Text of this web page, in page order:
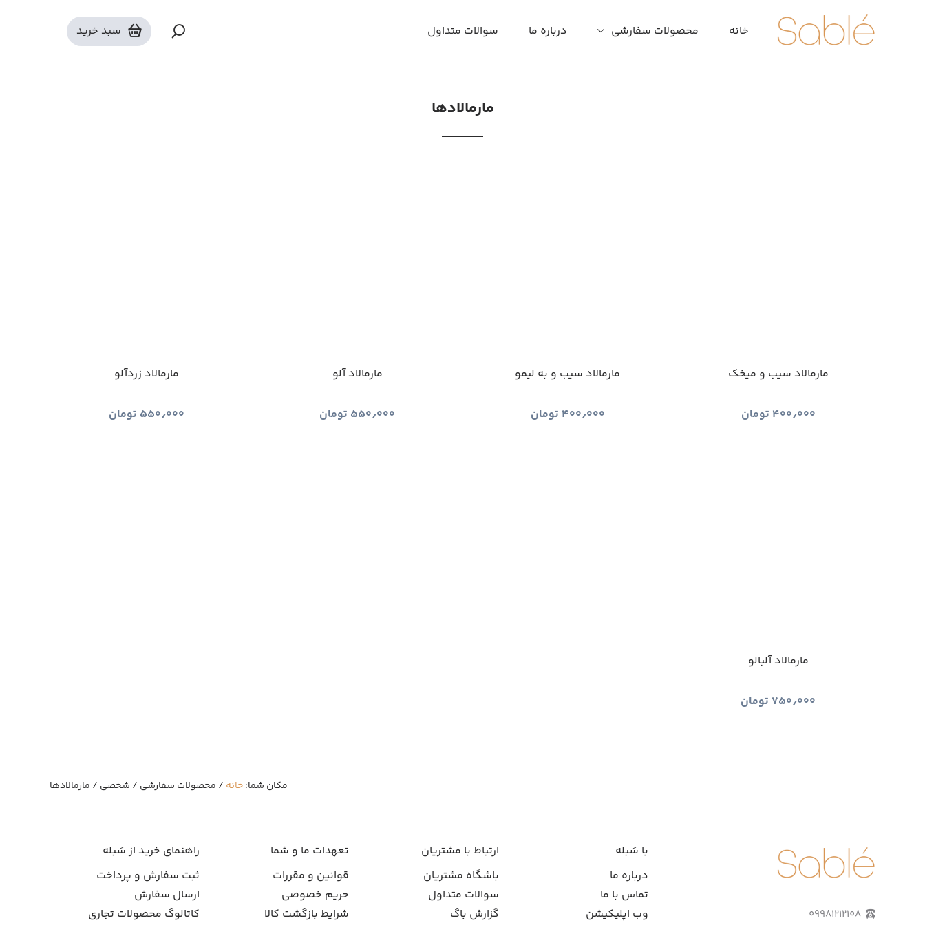
خانه
محصولات سفارشی درباره ما سوالات متداول سبد خرید
مارمالادها
مارمالاد سیب و میخک
۴۰۰٫۰۰۰ تومان
مارمالاد سیب و به لیمو
۴۰۰٫۰۰۰ تومان
مارمالاد آلو
۵۵۰٫۰۰۰ تومان
مارمالاد زردآلو
۵۵۰٫۰۰۰ تومان
مارمالاد آلبالو
۷۵۰٫۰۰۰ تومان
مکان شما:خانه / محصولات سفارشی / شخصی / مارمالادها
۰۹۹۸۱۲۱۲۱۰۸
با سَبله
درباره ما
تماس با ما
وب اپلیکیشن
ارتباط با مشتریان
باشگاه مشتریان
سوالات متداول
گزارش باگ
تعهدات ما و شما
قوانین و مقررات
حریم خصوصی
شرایط بازگشت کالا
راهنمای خرید از سَبله
ثبت سفارش و پرداخت
ارسال سفارش
کاتالوگ محصولات تجاری